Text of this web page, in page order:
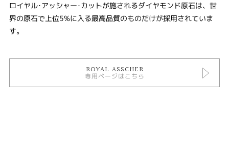
ロイヤル･アッシャー･カットが施されるダイヤモンド原石は、世
界の原石で上位5%に入る最高品質のものだけが採用されていま
す。
ROYAL ASSCHER
専用ページはこちら